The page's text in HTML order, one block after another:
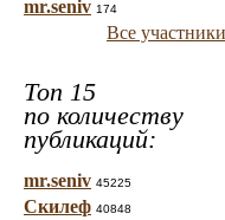
mr.seniv 174
Все
Топ 15
по количеству
публикаций:
mr.seniv 45225
Скилеф 40848